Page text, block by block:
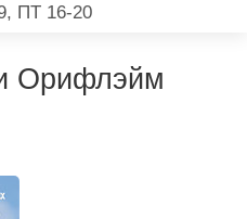
ПТ 16-20
Орифлэйм